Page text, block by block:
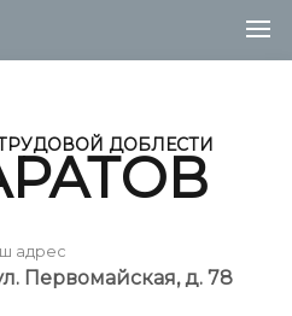
ДОБЛЕСТИ
адрес
Первомайская, д. 78